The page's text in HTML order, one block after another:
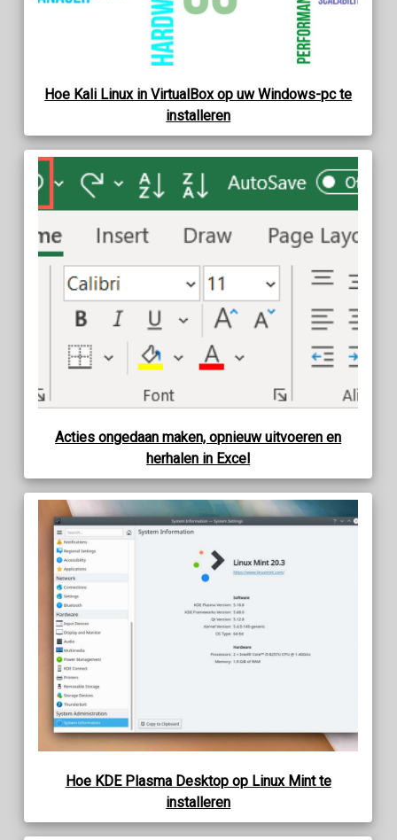
Hoe Kali Linux in VirtualBox op uw Windows-pc te
installeren
Acties ongedaan maken, opnieuw uitvoeren en
herhalen in Excel
Hoe KDE Plasma Desktop op Linux Mint te
installeren